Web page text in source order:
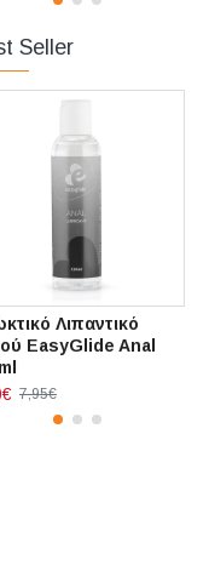
Seller
Λιπαντικό
EasyGlide Anal
7,95€